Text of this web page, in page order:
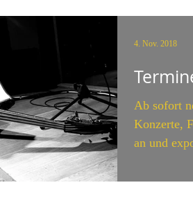
bereits...
Ab sofort
Konzerte,
an und
4. Nov. 2018